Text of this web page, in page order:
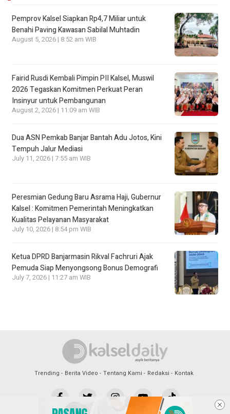
Pemprov Kalsel Siapkan Rp4,7 Miliar untuk
Benahi Paving Kawasan Sabilal Muhtadin
August 5, 2026 | 8:52 am WIB
Fairid Rusdi Kembali Pimpin PII Kalsel, Muswil
2026 Tegaskan Komitmen Perkuat Peran
Insinyur untuk Pembangunan
August 2, 2026 | 11:09 am WIB
Dua ASN Pemkab Banjar Bantah Adu Jotos, Kini
Tempuh Jalur Mediasi
July 11, 2026 | 7:55 am WIB
Peresmian Gedung Baru Asrama Haji, Gubernur
Kalsel : Komitmen Pemerintah Meningkatkan
Kualitas Pelayanan Masyarakat
July 10, 2026 | 8:54 pm WIB
Ketua DPRD Banjarmasin Rikval Fachruri Ajak
Pemuda Siap Menyongsong Bonus Demografi
July 7, 2026 | 11:27 am WIB
Trending Berita Video Tentang Kami Redaksi Kontak